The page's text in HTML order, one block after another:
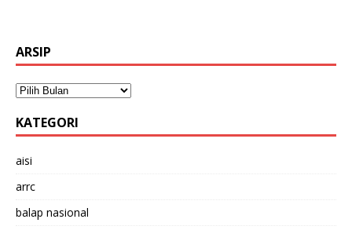
ARSIP
KATEGORI
aisi
arrc
balap nasional